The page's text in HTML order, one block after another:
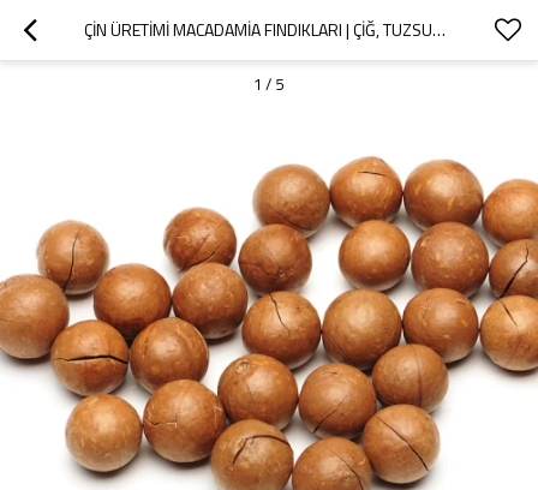
ÇIN ÜRETIMI MACADAMIA FINDIKLARI | ÇIĞ, TUZSUZ, TOPLU PAKET | TOPTAN TEDARIKÇI
1 / 5